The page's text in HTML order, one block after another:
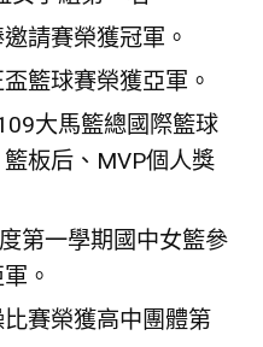
請賽榮獲冠軍。
籃球賽榮獲亞軍。
大馬籃總國際籃球
板后、MVP個人獎
第一學期國中女籃參
。
賽榮獲高中團體第